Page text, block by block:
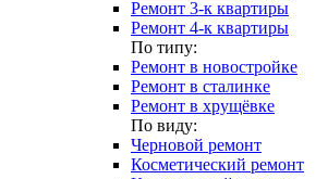
Ремонт 3-к квартиры
Ремонт 4-к квартиры
По типу:
Ремонт в новостройке
Ремонт в сталинке
Ремонт в хрущёвке
По виду:
Черновой ремонт
Косметический ремонт